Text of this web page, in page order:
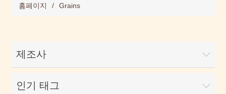
홈페이지 / Grains
제조사
인기 태그